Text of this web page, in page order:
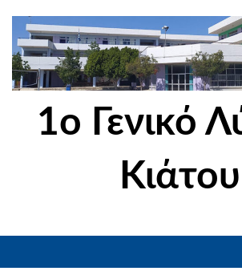
content
1ο Γενικό
Κιάτου